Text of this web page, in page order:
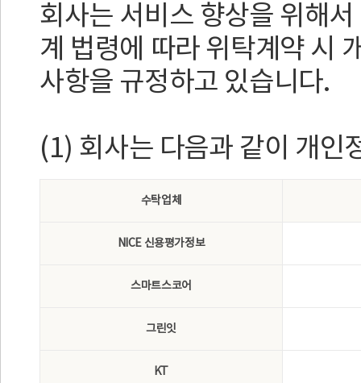
회사는 서비스 향상을 위해
계 법령에 따라 위탁계약 시
사항을 규정하고 있습니다.
(1) 회사는 다음과 같이 개인
수탁업체
NICE 신용평가정보
스마트스코어
그린잇
KT